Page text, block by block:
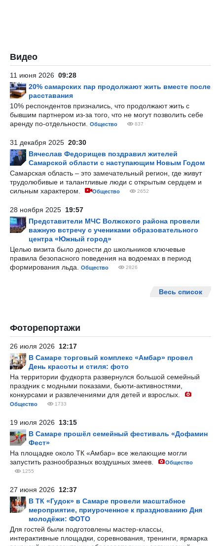
Видео
11 июня 2026 09:28
20% самарских пар продолжают жить вместе после
расставания
10% респондентов признались, что продолжают жить с
бывшим партнером из-за того, что не могут позволить себе
аренду по-отдельности.
Общество 837
31 декабря 2025 20:30
Вячеслав Федорищев поздравил жителей
Самарской области с наступающим Новым Годом
Самарская область – это замечательный регион, где живут
трудолюбивые и талантливые люди с открытым сердцем и
сильным характером.
Общество 2652
28 ноября 2025 19:57
Представители МЧС Волжского района провели
важную встречу с учениками образовательного
центра «Южный город»
Целью визита было донести до школьников ключевые
правила безопасного поведения на водоемах в период
формирования льда.
Общество 2826
Весь список
Фоторепортажи
26 июля 2026 12:17
В Самаре торговый комплекс «Амбар» провел
День красоты и стиля: фото
На территории фудкорта развернулся большой семейный
праздник с модными показами, бьюти-активностями,
конкурсами и развлечениями для детей и взрослых.
Общество 1733
19 июля 2026 13:15
В Самаре прошёл семейный фестиваль «Дофамин
Фест»
На площадке около ТК «Амбар» все желающие могли
запустить разнообразных воздушных змеев.
Общество
1255
27 июня 2026 12:37
В ТК «Гудок» в Самаре провели масштабное
мероприятие, приуроченное к празднованию Дня
молодёжи: ФОТО
Для гостей были подготовлены мастер-классы,
интерактивные площадки, соревнования, тренинги, ярмарка